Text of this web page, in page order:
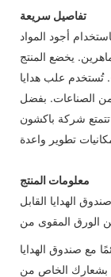
تفاصيل سريعة
أجود المواد
يخضع المنتج
تُستخدم علب هدايا
من الصناعات. بفضل
تتمتع شركة باكشون
معلومات المنتج
الهدايا القابل
مع صندوق الهدايا
بشعارك الخاص من